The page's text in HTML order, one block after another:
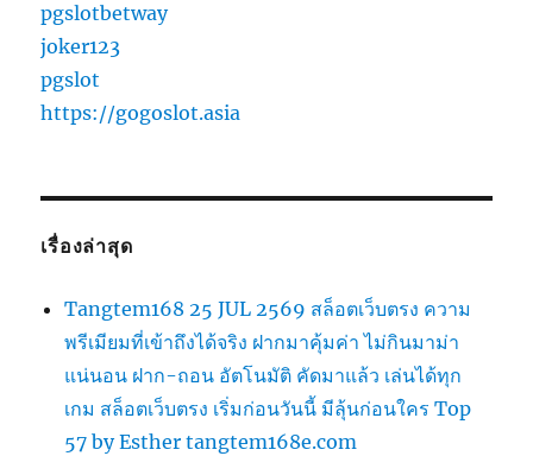
pgslotbetway
joker123
pgslot
https://gogoslot.asia
เรื่องล่าสุด
Tangtem168 25 JUL 2569 สล็อตเว็บตรง ความ
พรีเมียมที่เข้าถึงได้จริง ฝากมาคุ้มค่า ไม่กินมาม่า
แน่นอน ฝาก-ถอน อัตโนมัติ คัดมาแล้ว เล่นได้ทุก
เกม สล็อตเว็บตรง เริ่มก่อนวันนี้ มีลุ้นก่อนใคร Top
57 by Esther tangtem168e.com